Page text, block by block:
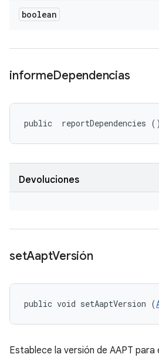
boolean
informeDependencias
public reportDependencies ()
Devoluciones
setAaptVersión
public void setAaptVersion (
Establece la versión de AAPT para